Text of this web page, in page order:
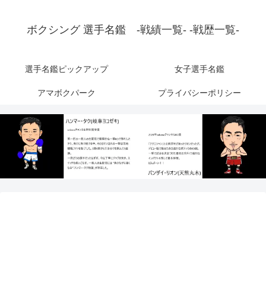
ボクシング 選手名鑑 -戦績一覧- -戦歴一覧-
選手名鑑ピックアップ 女子選手名鑑
アマボクパーク プライバシーポリシー